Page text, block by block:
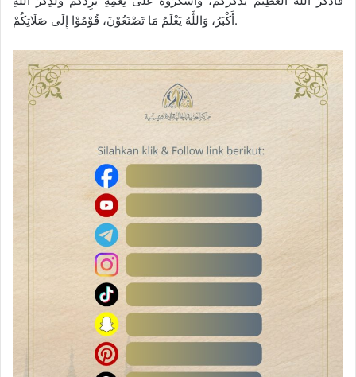
أَكْبَرُ، وَاللَّهُ يَعْلَمُ مَا تَصْنَعُوْنَ، قُوْمُوْا إِلَى صَلَاتِكُمْ.